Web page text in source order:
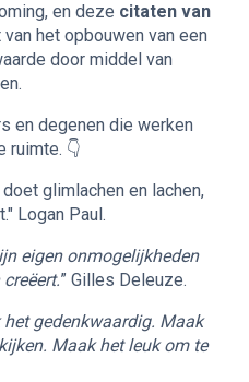
en deze citaten van
het opbouwen van een
door middel van
en degenen die werken
ruimte. 👇
glimlachen en lachen,
Logan Paul.
eigen onmogelijkheden
” Gilles Deleuze.
gedenkwaardig. Maak
Maak het leuk om te